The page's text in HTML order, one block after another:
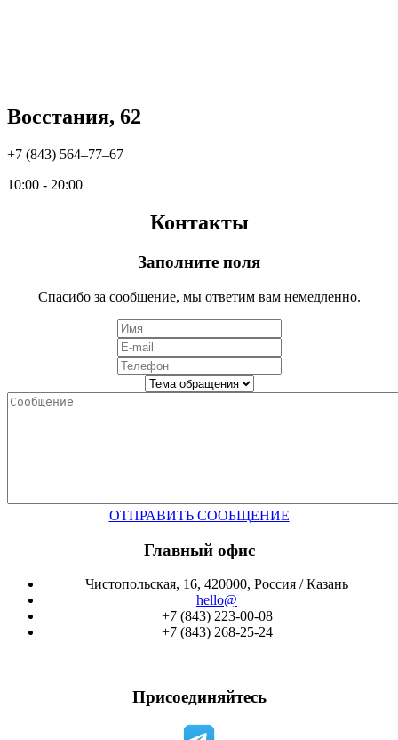
Восстания, 62
+7 (843) 564‒77‒67
10:00 - 20:00
Контакты
Заполните поля
Спасибо за сообщение, мы ответим вам немедленно.
ОТПРАВИТЬ СООБЩЕНИЕ
Главный офис
Чистопольская, 16, 420000, Россия / Казань
hello@
+7 (843) 223-00-08
+7 (843) 268-25-24
Присоединяйтесь